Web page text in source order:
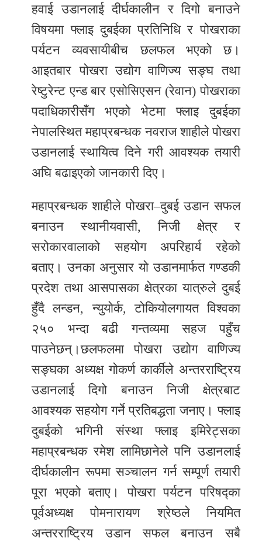
अन्य
समाचार
Preeti
unicode
स्थानीय
हवाई उडानलाई दीर्घकालीन र दिगो बनाउने
विषयमा फ्लाइ दुबईका प्रतिनिधि र पोखराका
पर्यटन व्यवसायीबीच छलफल भएको छ।
आइतबार पोखरा उद्योग वाणिज्य सङ्घ तथा
रेष्टुरेन्ट एन्ड बार एसोसिएसन (रेवान) पोखराका
पदाधिकारीसँग भएको भेटमा फ्लाइ दुबईका
नेपालस्थित महाप्रबन्धक नवराज शाहीले पोखरा
उडानलाई स्थायित्व दिने गरी आवश्यक तयारी
अघि बढाइएको जानकारी दिए।
महाप्रबन्धक शाहीले पोखरा–दुबई उडान सफल
बनाउन स्थानीयवासी, निजी क्षेत्र र
सरोकारवालाको सहयोग अपरिहार्य रहेको
बताए। उनका अनुसार यो उडानमार्फत गण्डकी
प्रदेश तथा आसपासका क्षेत्रका यात्रुले दुबई
हुँदै लन्डन, न्युयोर्क, टोकियोलगायत विश्वका
२५० भन्दा बढी गन्तव्यमा सहज पहुँच
पाउनेछन्।छलफलमा पोखरा उद्योग वाणिज्य
सङ्घका अध्यक्ष गोकर्ण कार्कीले अन्तरराष्ट्रिय
उडानलाई दिगो बनाउन निजी क्षेत्रबाट
आवश्यक सहयोग गर्ने प्रतिबद्धता जनाए। फ्लाइ
दुबईको भगिनी संस्था फ्लाइ इमिरेट्सका
महाप्रबन्धक रमेश लामिछानेले पनि उडानलाई
दीर्घकालीन रूपमा सञ्चालन गर्न सम्पूर्ण तयारी
पूरा भएको बताए। पोखरा पर्यटन परिषद्का
पूर्वअध्यक्ष पोमनारायण श्रेष्ठले नियमित
अन्तरराष्ट्रिय उडान सफल बनाउन सबै